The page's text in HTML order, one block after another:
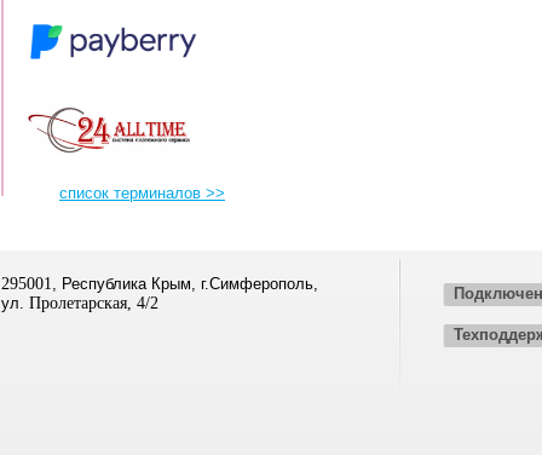
список терминалов >>
295001
, Республика Крым, г.Симферополь,
ул. Пролетарская, 4/2